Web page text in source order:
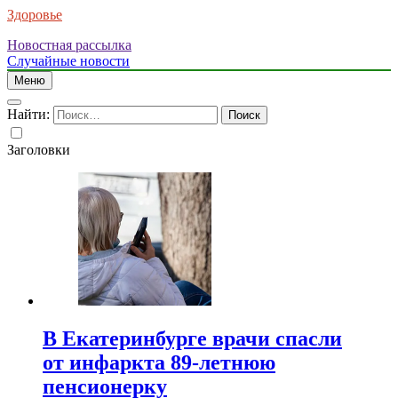
Здоровье
Новостная рассылка
Случайные новости
Меню
Найти:
Заголовки
В Екатеринбурге врачи спасли
от инфаркта 89-летнюю
пенсионерку